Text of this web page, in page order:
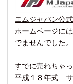
エムジャパン公
ホームページに
でませんでした。
すでに売れちゃ
平成１８年式 サ